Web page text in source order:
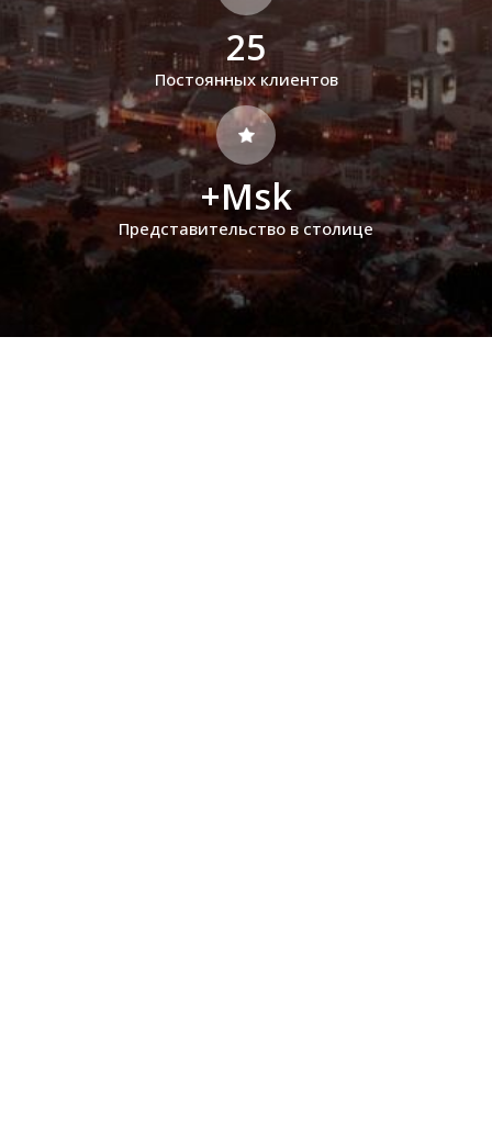
25
Постоянных клиентов
+Msk
Представительство в столице